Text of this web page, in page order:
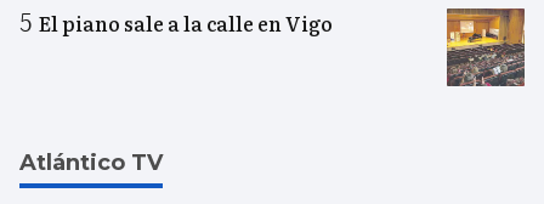
El piano sale a la calle en Vigo
Atlántico TV